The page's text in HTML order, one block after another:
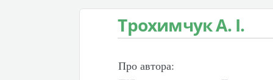
Трохимчук А. І.
Про автора: